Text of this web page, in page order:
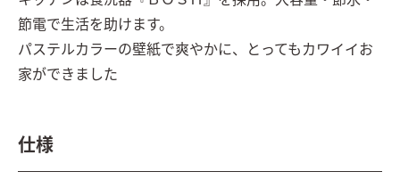
節電で生活を助けます。
パステルカラーの壁紙で爽やかに、とってもカワイイお
家ができました
仕様